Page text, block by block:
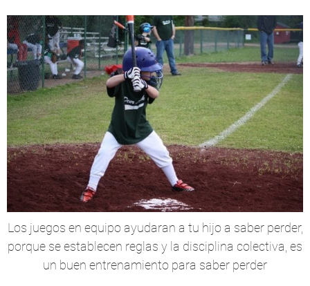
Los juegos en equipo ayudaran a tu hijo a saber perder,
porque se establecen reglas y la disciplina colectiva, es
un buen entrenamiento para saber perder